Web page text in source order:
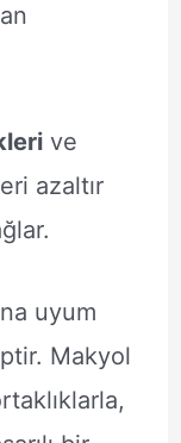
ve
azaltır
uyum
Makyol